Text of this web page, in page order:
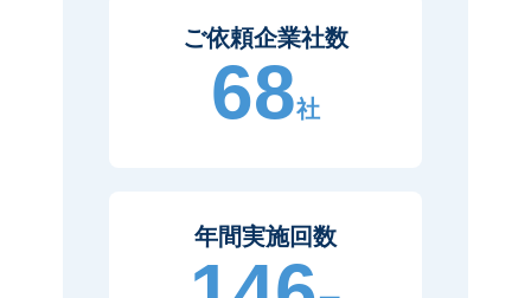
ご依頼企業社数
68社
年間実施回数